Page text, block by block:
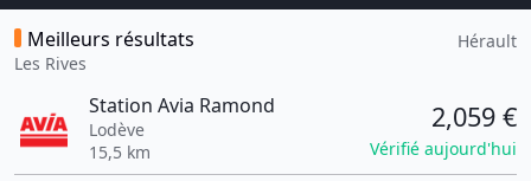
Meilleurs résultats
Les Rives
Hérault
Station Avia Ramond
Lodève
15,5 km
2,059 €
Vérifié aujourd'hui